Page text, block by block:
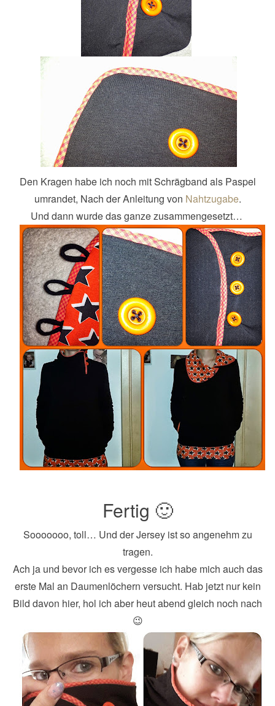
Den Kragen habe ich noch mit Schrägband als Paspel
umrandet, Nach der Anleitung von Nahtzugabe.
Und dann wurde das ganze zusammengesetzt…
Fertig 🙂
Sooooooo, toll… Und der Jersey ist so angenehm zu
tragen.
Ach ja und bevor ich es vergesse ich habe mich auch das
erste Mal an Daumenlöchern versucht. Hab jetzt nur kein
Bild davon hier, hol ich aber heut abend gleich noch nach
😉